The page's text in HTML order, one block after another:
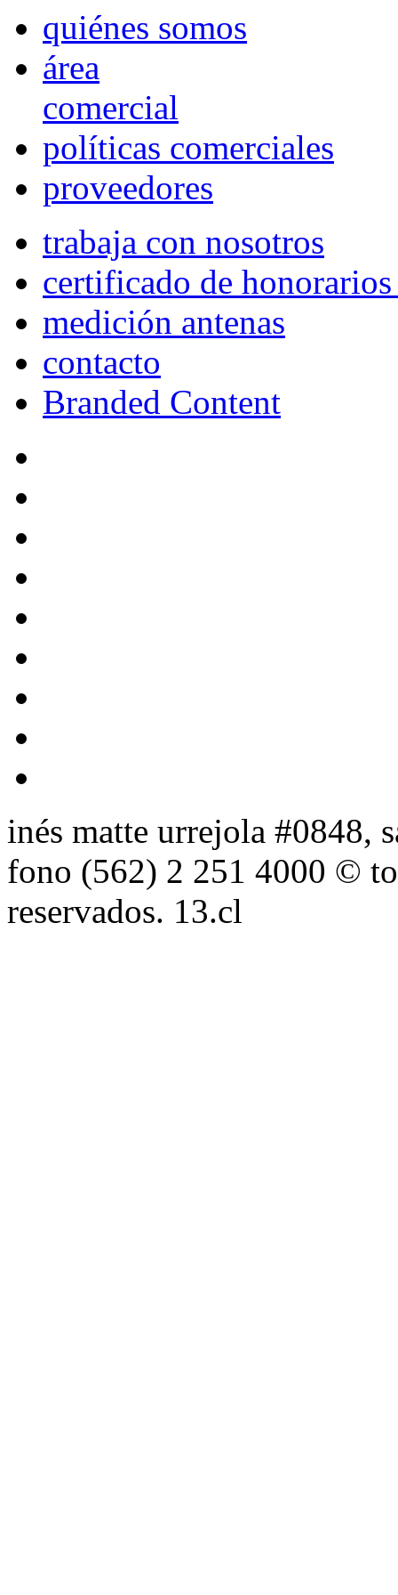
quiénes somos
área
comercial
políticas comerciales
proveedores
trabaja con nosotros
certificado de
medición antenas
contacto
Branded Content
inés matte urrejola #0848,
fono (562) 2 251 4000 ©
reservados. 13.cl